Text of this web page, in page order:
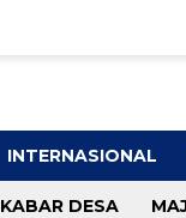
INTERNASIONAL
KABAR DESA